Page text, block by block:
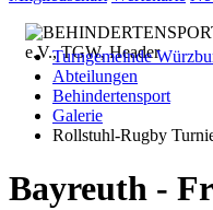
Turngemeinde
Abteilungen
Behindertensport
Galerie
Rollstuhl-Rugby
Bayreuth -